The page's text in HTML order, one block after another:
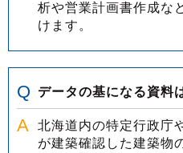
析や営業計画書作成な
けます。
データの基になる資料
北海道内の特定行政庁
が建築確認した建築物